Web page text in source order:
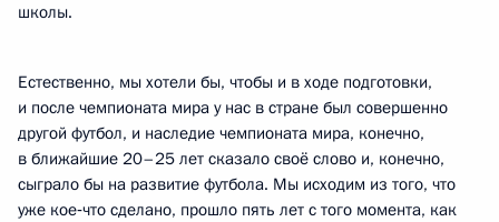
школы.
Естественно, мы хотели бы, чтобы и в ходе подготовки,
и после чемпионата мира у нас в стране был совершенно
другой футбол, и наследие чемпионата мира, конечно,
в ближайшие 20–25 лет сказало своё слово и, конечно,
сыграло бы на развитие футбола. Мы исходим из того, что
уже кое‑что сделано, прошло пять лет с того момента, как